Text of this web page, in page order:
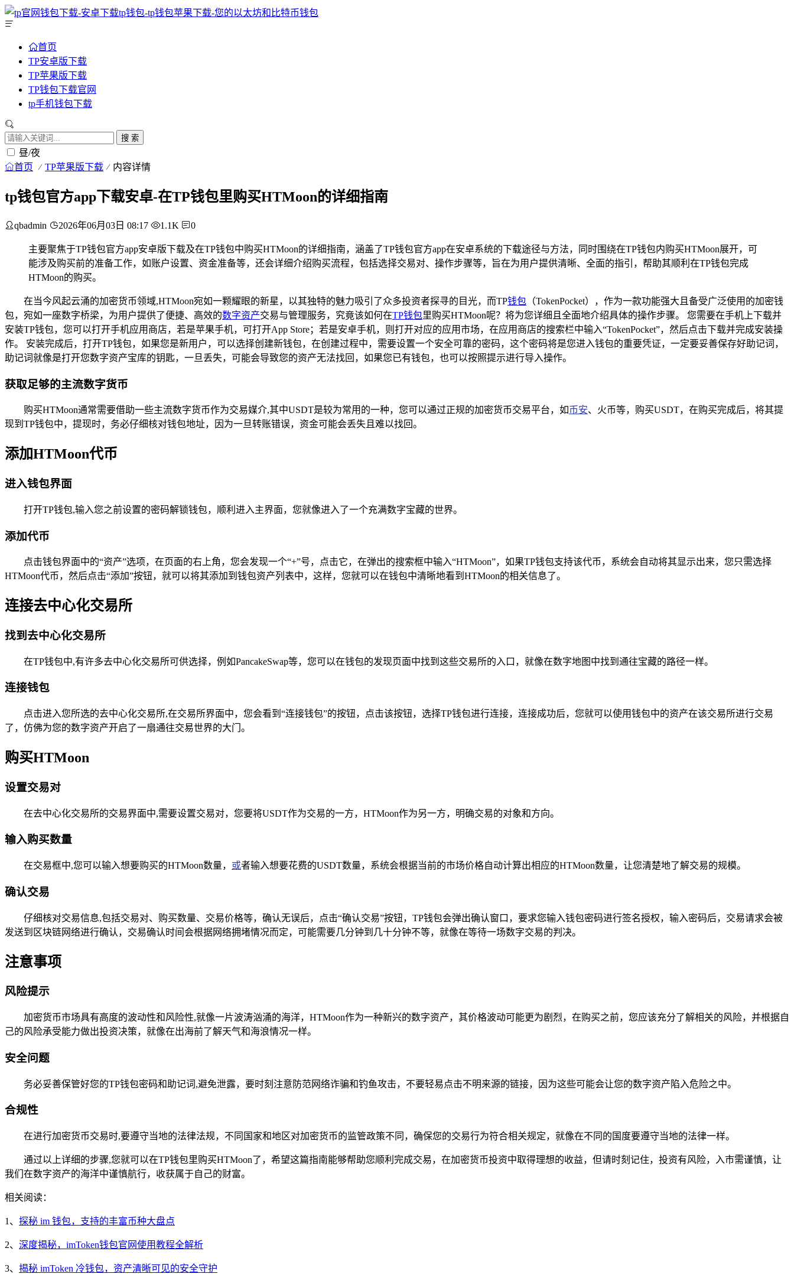
首页
TP安卓版下载
TP苹果版下载
TP钱包下载官网
tp手机钱包下载
搜 索
昼/夜
首页 TP苹果版下载 内容详情
tp钱包官方app下载安卓-在TP钱包里购买HTMoon的详细指南
qbadmin 2026年06月03日 08:17 1.1K 0
主要聚焦于TP钱包官方app安卓版下载及在TP钱包中购买HTMoon的详细指南，涵盖了TP钱包官方app在安卓系统的下载途径与方法，同时围绕在TP钱包内购买HTMoon展开，可
能涉及购买前的准备工作，如账户设置、资金准备等，还会详细介绍购买流程，包括选择交易对、操作步骤等，旨在为用户提供清晰、全面的指引，帮助其顺利在TP钱包完成
HTMoon的购买。
在当今风起云涌的加密货币领域,HTMoon宛如一颗耀眼的新星，以其独特的魅力吸引了众多投资者探寻的目光，而TP钱包 （TokenPocket），作为一款功能强大且备受广泛使用的加密钱
包，宛如一座数字桥梁，为用户提供了便捷、高效的数字资产交易与管理服务，究竟该如何在TP钱包里购买HTMoon呢？将为您详细且全面地介绍具体的操作步骤。 您需要在手机上下载并
安装TP钱包，您可以打开手机应用商店，若是苹果手机，可打开App Store；若是安卓手机，则打开对应的应用市场，在应用商店的搜索栏中输入“TokenPocket”，然后点击下载并完成安装操
作。 安装完成后，打开TP钱包，如果您是新用户，可以选择创建新钱包，在创建过程中，需要设置一个安全可靠的密码，这个密码将是您进入钱包的重要凭证，一定要妥善保存好助记词，
助记词就像是打开您数字资产宝库的钥匙，一旦丢失，可能会导致您的资产无法找回，如果您已有钱包，也可以按照提示进行导入操作。
获取足够的主流数字货币
购买HTMoon通常需要借助一些主流数字货币作为交易媒介,其中USDT是较为常用的一种，您可以通过正规的加密货币交易平台，如币安、火币等，购买USDT，在购买完成后，将其提
现到TP钱包中，提现时，务必仔细核对钱包地址，因为一旦转账错误，资金可能会丢失且难以找回。
添加HTMoon代币
进入钱包界面
打开TP钱包,输入您之前设置的密码解锁钱包，顺利进入主界面，您就像进入了一个充满数字宝藏的世界。
添加代币
点击钱包界面中的“资产”选项，在页面的右上角，您会发现一个“+”号，点击它，在弹出的搜索框中输入“HTMoon”，如果TP钱包支持该代币，系统会自动将其显示出来，您只需选择
HTMoon代币，然后点击“添加”按钮，就可以将其添加到钱包资产列表中，这样，您就可以在钱包中清晰地看到HTMoon的相关信息了。
连接去中心化交易所
找到去中心化交易所
在TP钱包中,有许多去中心化交易所可供选择，例如PancakeSwap等，您可以在钱包的发现页面中找到这些交易所的入口，就像在数字地图中找到通往宝藏的路径一样。
连接钱包
点击进入您所选的去中心化交易所,在交易所界面中，您会看到“连接钱包”的按钮，点击该按钮，选择TP钱包进行连接，连接成功后，您就可以使用钱包中的资产在该交易所进行交易
了，仿佛为您的数字资产开启了一扇通往交易世界的大门。
购买HTMoon
设置交易对
在去中心化交易所的交易界面中,需要设置交易对，您要将USDT作为交易的一方，HTMoon作为另一方，明确交易的对象和方向。
输入购买数量
在交易框中,您可以输入想要购买的HTMoon数量， 或者输入想要花费的USDT数量，系统会根据当前的市场价格自动计算出相应的HTMoon数量，让您清楚地了解交易的规模。
确认交易
仔细核对交易信息,包括交易对、购买数量、交易价格等，确认无误后，点击“确认交易”按钮，TP钱包会弹出确认窗口，要求您输入钱包密码进行签名授权，输入密码后，交易请求会被
发送到区块链网络进行确认，交易确认时间会根据网络拥堵情况而定，可能需要几分钟到几十分钟不等，就像在等待一场数字交易的判决。
注意事项
风险提示
加密货币市场具有高度的波动性和风险性,就像一片波涛汹涌的海洋，HTMoon作为一种新兴的数字资产，其价格波动可能更为剧烈，在购买之前，您应该充分了解相关的风险，并根据自
己的风险承受能力做出投资决策，就像在出海前了解天气和海浪情况一样。
安全问题
务必妥善保管好您的TP钱包密码和助记词,避免泄露，要时刻注意防范网络诈骗和钓鱼攻击，不要轻易点击不明来源的链接，因为这些可能会让您的数字资产陷入危险之中。
合规性
在进行加密货币交易时,要遵守当地的法律法规，不同国家和地区对加密货币的监管政策不同，确保您的交易行为符合相关规定，就像在不同的国度要遵守当地的法律一样。
通过以上详细的步骤,您就可以在TP钱包里购买HTMoon了，希望这篇指南能够帮助您顺利完成交易，在加密货币投资中取得理想的收益，但请时刻记住，投资有风险，入市需谨慎，让
我们在数字资产的海洋中谨慎航行，收获属于自己的财富。
相关阅读：
1、 探秘 im 钱包，支持的丰富币种大盘点
2、 深度揭秘，imToken钱包官网使用教程全解析
3、 揭秘 imToken 冷钱包，资产清晰可见的安全守护